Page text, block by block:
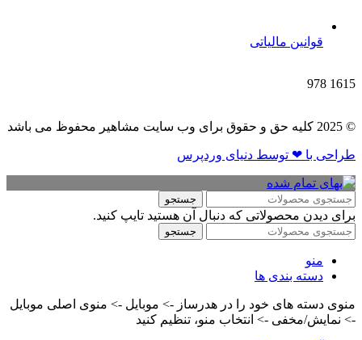
قوانین مالیاتی
1615
978
© 2025 کلیه حق و حقوق برای وب سایت مشاهیر محفوظ می باشد
طراحی با ❤ توسط​ دنیای وردپرس
جستجو
برای دیدن محصولاتی که دنبال آن هستید تایپ کنید.
جستجو
منو
دسته بندی ها
منوی دسته های خود را در هدرساز -> موبایل -> منوی اصلی موبایل
-> نمایش/مخفی -> انتخاب منو، تنظیم کنید